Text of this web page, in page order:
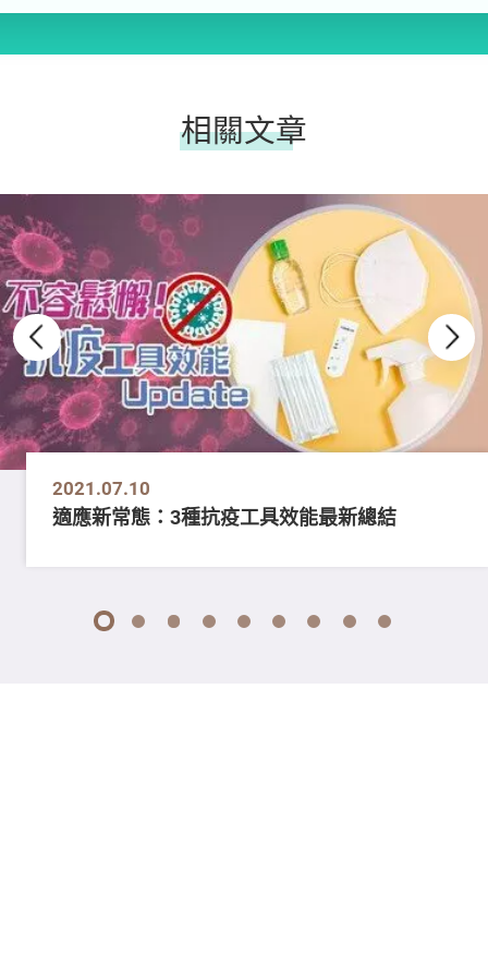
相關文章
2021.07.10
適應新常態：3種抗疫工具效能最新總結
1 2 3 4 5 6 7 8 9